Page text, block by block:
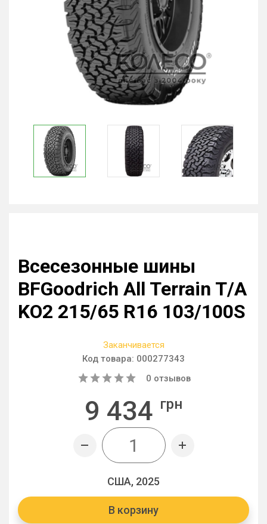
Всесезонные шины
BFGoodrich All Terrain T/A
KO2 215/65 R16 103/100S
Заканчивается
Код товара: 000277343
0 отзывов
9 434 грн
США, 2025
В корзину